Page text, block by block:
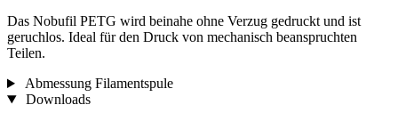
Das Nobufil PETG wird beinahe ohne Verzug gedruckt und ist
geruchlos. Ideal für den Druck von mechanisch beanspruchten
Teilen.
Abmessung Filamentspule
Downloads